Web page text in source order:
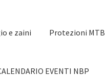
e zaini Protezioni MTB
EVENTI NBP